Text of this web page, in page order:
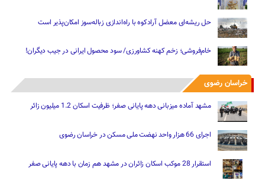
حل ریشه‌ای معضل آرادکوه با راه‌اندازی زباله‌سوز امکان‌پذیر است
خام‌فروشی؛ زخم کهنه کشاورزی/ سود محصول ایرانی در جیب دیگران!
خراسان رضوی
مشهد آماده میزبانی دهه پایانی صفر؛ ظرفیت اسکان 1.2 میلیون زائر
اجرای 66 هزار واحد نهضت ملی مسکن در خراسان رضوی
استقرار 28 موکب اسکان زائران در مشهد هم زمان با دهه پایانی صفر